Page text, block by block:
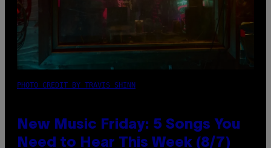
PHOTO CREDIT BY TRAVIS SHINN
New Music Friday: 5 Songs You
Need to Hear This Week (8/7)